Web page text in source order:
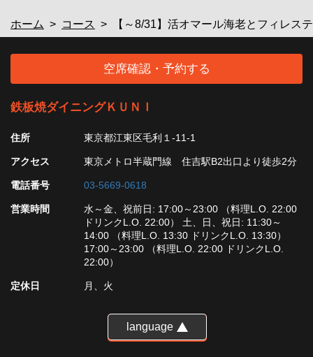
ホーム コース 【～8/31】活オマール海老とフィレ
空席確認・予約する
鉄板焼ダイニングＫＵＮＩ
住所 東京都江東区毛利１-11-1
アクセス 東京メトロ半蔵門線 住吉駅B2出口より徒歩2分
電話番号 03-5669-0618
営業時間
水～金、祝前日: 17:00～23:00 （料理L.O. 22:00
ドリンクL.O. 22:00） 土、日、祝日: 11:30～
14:00 （料理L.O. 13:30 ドリンクL.O. 13:30）
17:00～23:00 （料理L.O. 22:00 ドリンクL.O.
22:00）
定休日 月、火
language